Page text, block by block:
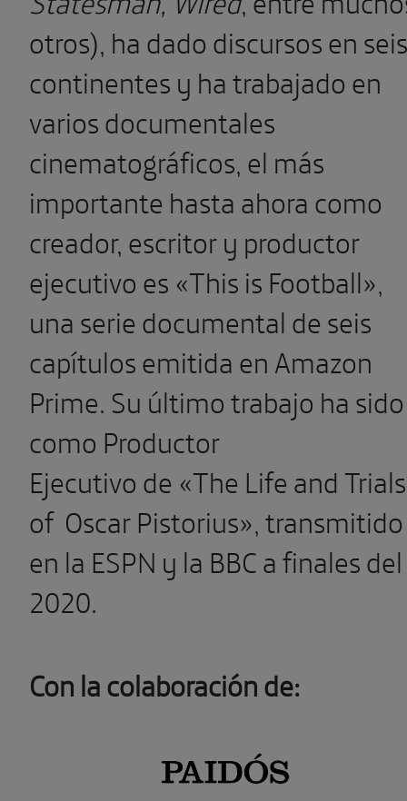
otros), ha dado discursos en seis
continentes y ha trabajado en
varios documentales
cinematográficos, el más
importante hasta ahora como
creador, escritor y productor
ejecutivo es «This is Football»,
una serie documental de seis
capítulos emitida en Amazon
Prime. Su último trabajo ha sido
como Productor
Ejecutivo de «The Life and Trials
of Oscar Pistorius», transmitido
en la ESPN y la BBC a finales del
2020.
Con la colaboración de: